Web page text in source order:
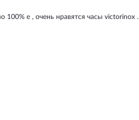
100% е , очень нравятся часы victorinox .